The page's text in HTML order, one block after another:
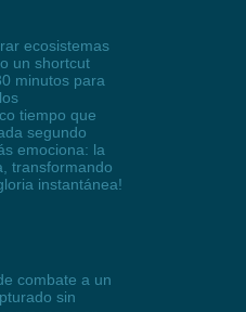
ecosistemas
un shortcut
minutos para
tiempo que
segundo
emociona: la
transformando
instantánea!
combate a un
sin